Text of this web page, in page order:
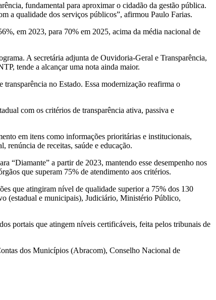
fundamental para aproximar o cidadão da gestão pública.
a qualidade dos serviços públicos”, afirmou Paulo Farias.
em 2023, para 70% em 2025, acima da média nacional de
A secretária adjunta de Ouvidoria-Geral e Transparência,
tende a alcançar uma nota ainda maior.
no Estado. Essa modernização reafirma o
com os critérios de transparência ativa, passiva e
em itens como informações prioritárias e institucionais,
renúncia de receitas, saúde e educação.
“Diamante” a partir de 2023, mantendo esse desempenho nos
que superam 75% de atendimento aos critérios.
que atingiram nível de qualidade superior a 75% dos 130
(estadual e municipais), Judiciário, Ministério Público,
portais que atingem níveis certificáveis, feita pelos tribunais de
dos Municípios (Abracom), Conselho Nacional de